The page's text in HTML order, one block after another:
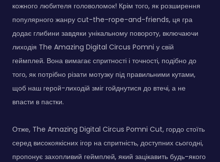
кожного любителя головоломок! Крім того, як розширення
популярного жанру cut-the-rope-and-friends, ця гра
додає глибини завдяки унікальному повороту, включаючи
лиходія The Amazing Digital Circus Pomni у свій
геймплей. Вона вимагає спритності і точності, подібно до
того, як потрібно різати мотузку під правильними кутами,
щоб наш герой-лиходій зміг гойднутися до втечі, а не
впасти в пастки.
Отже, The Amazing Digital Circus Pomni Cut, гордо стоїть
серед високоякісних ігор на спритність, доступних сьогодні,
пропонує захопливий геймплей, який зацікавить будь-якого